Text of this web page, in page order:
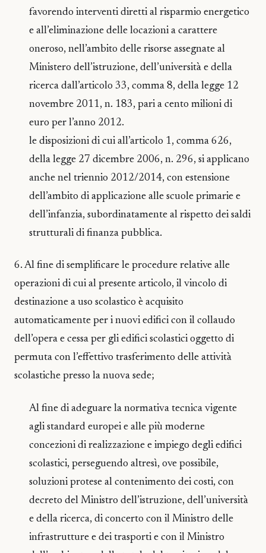
favorendo interventi diretti al risparmio energetico
e all’eliminazione delle locazioni a carattere
oneroso, nell’ambito delle risorse assegnate al
Ministero dell’istruzione, dell’università e della
ricerca dall’articolo 33, comma 8, della legge 12
novembre 2011, n. 183, pari a cento milioni di
euro per l’anno 2012.
le disposizioni di cui all’articolo 1, comma 626,
della legge 27 dicembre 2006, n. 296, si applicano
anche nel triennio 2012/2014, con estensione
dell’ambito di applicazione alle scuole primarie e
dell’infanzia, subordinatamente al rispetto dei saldi
strutturali di finanza pubblica.
6. Al fine di semplificare le procedure relative alle
operazioni di cui al presente articolo, il vincolo di
destinazione a uso scolastico è acquisito
automaticamente per i nuovi edifici con il collaudo
dell’opera e cessa per gli edifici scolastici oggetto di
permuta con l’effettivo trasferimento delle attività
scolastiche presso la nuova sede;
Al fine di adeguare la normativa tecnica vigente
agli standard europei e alle più moderne
concezioni di realizzazione e impiego degli edifici
scolastici, perseguendo altresì, ove possibile,
soluzioni protese al contenimento dei costi, con
decreto del Ministro dell’istruzione, dell’università
e della ricerca, di concerto con il Ministro delle
infrastrutture e dei trasporti e con il Ministro